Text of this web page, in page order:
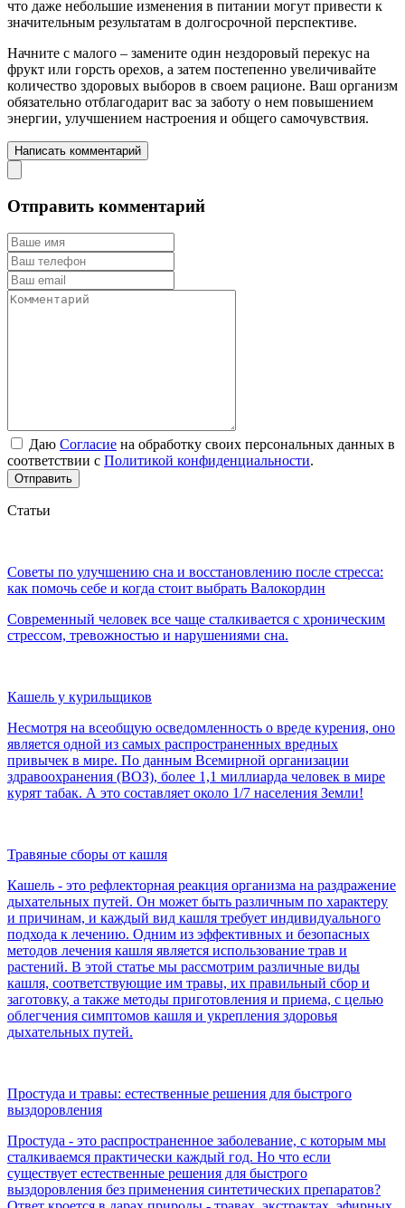
что даже небольшие изменения в питании могут привести к
значительным результатам в долгосрочной перспективе.
Начните с малого – замените один нездоровый перекус на
фрукт или горсть орехов, а затем постепенно увеличивайте
количество здоровых выборов в своем рационе. Ваш организм
обязательно отблагодарит вас за заботу о нем повышением
энергии, улучшением настроения и общего самочувствия.
Написать комментарий
Отправить комментарий
Даю Согласие на обработку своих персональных данных в
соответствии с Политикой конфиденциальности.
Отправить
Статьи
Советы по улучшению сна и восстановлению после стресса:
как помочь себе и когда стоит выбрать Валокордин
Современный человек все чаще сталкивается с хроническим
стрессом, тревожностью и нарушениями сна.
Кашель у курильщиков
Несмотря на всеобщую осведомленность о вреде курения, оно
является одной из самых распространенных вредных
привычек в мире. По данным Всемирной организации
здравоохранения (ВОЗ), более 1,1 миллиарда человек в мире
курят табак. А это составляет около 1/7 населения Земли!
Травяные сборы от кашля
Кашель - это рефлекторная реакция организма на раздражение
дыхательных путей. Он может быть различным по характеру
и причинам, и каждый вид кашля требует индивидуального
подхода к лечению. Одним из эффективных и безопасных
методов лечения кашля является использование трав и
растений. В этой статье мы рассмотрим различные виды
кашля, соответствующие им травы, их правильный сбор и
заготовку, а также методы приготовления и приема, с целью
облегчения симптомов кашля и укрепления здоровья
дыхательных путей.
Простуда и травы: естественные решения для быстрого
выздоровления
Простуда - это распространенное заболевание, с которым мы
сталкиваемся практически каждый год. Но что если
существует естественные решения для быстрого
выздоровления без применения синтетических препаратов?